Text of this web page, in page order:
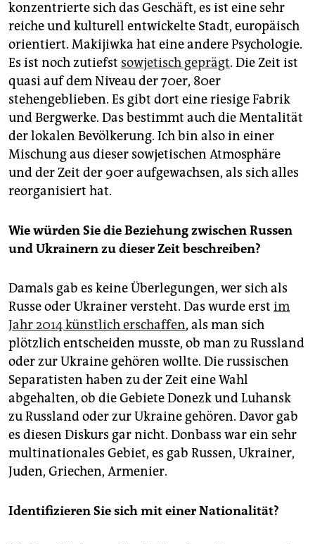
konzentrierte sich das Geschäft, es ist eine sehr
reiche und kulturell entwickelte Stadt, europäisch
orientiert. Makijiwka hat eine andere Psychologie.
Es ist noch zutiefst sowjetisch geprägt. Die Zeit ist
quasi auf dem Niveau der 70er, 80er
stehengeblieben. Es gibt dort eine riesige Fabrik
und Bergwerke. Das bestimmt auch die Mentalität
der lokalen Bevölkerung. Ich bin also in einer
Mischung aus dieser sowjetischen Atmosphäre
und der Zeit der 90er aufgewachsen, als sich alles
reorganisiert hat.
Wie würden Sie die Beziehung zwischen Russen
und Ukrainern zu dieser Zeit beschreiben?
Damals gab es keine Überlegungen, wer sich als
Russe oder Ukrainer versteht. Das wurde erst im
Jahr 2014 künstlich erschaffen, als man sich
plötzlich entscheiden musste, ob man zu Russland
oder zur Ukraine gehören wollte. Die russischen
Separatisten haben zu der Zeit eine Wahl
abgehalten, ob die Gebiete Donezk und Luhansk
zu Russland oder zur Ukraine gehören. Davor gab
es diesen Diskurs gar nicht. Donbass war ein sehr
multinationales Gebiet, es gab Russen, Ukrainer,
Juden, Griechen, Armenier.
Identifizieren Sie sich mit einer Nationalität?